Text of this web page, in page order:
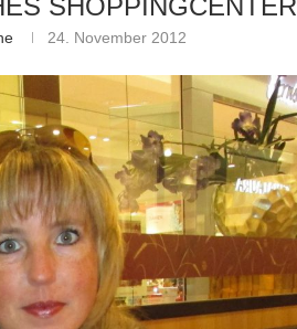
24. November 2012